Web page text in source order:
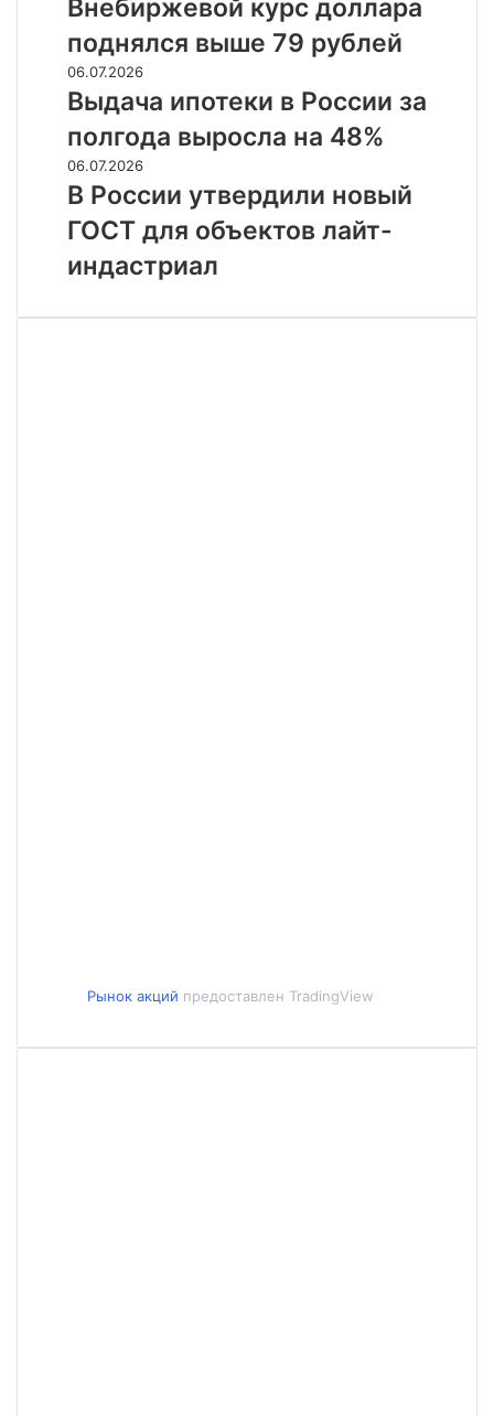
СМИ
доллара
поднялся
выше
79
рублей
Внебиржевой курс доллара
поднялся выше 79 рублей
Выдача
ипотеки
России
за
полгода
выросла
на
48%
06.07.2026
Выдача ипотеки в России за
полгода выросла на 48%
В
России
утвердили
новый
ГОСТ
для
06.07.2026
В России утвердили новый
ГОСТ для объектов лайт-
индастриал
Рынок акций предоставлен TradingView